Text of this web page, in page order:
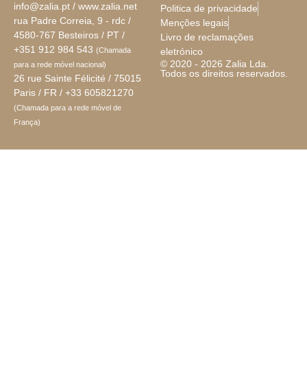
info@zalia.pt / www.zalia.net
rua Padre Correia, 9 - rdc /
4580-767 Besteiros / PT /
+351 912 984 543 (Chamada
para a rede móvel nacional)
26 rue Sainte Félicité / 75015
Paris / FR / +33 605821270
(Chamada para a rede móvel de
França)
Politica de privacidade
Menções legais
Livro de reclamações
eletrónico
© 2020 - 2026 Zalia Lda.
Todos os direitos reservados.